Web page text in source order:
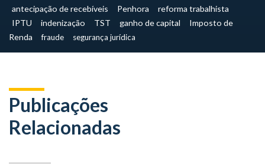
antecipação de recebíveis
Penhora
reforma trabalhista
IPTU
indenização TST ganho de capital
Imposto de
Renda
fraude segurança jurídica
Publicações
Relacionadas